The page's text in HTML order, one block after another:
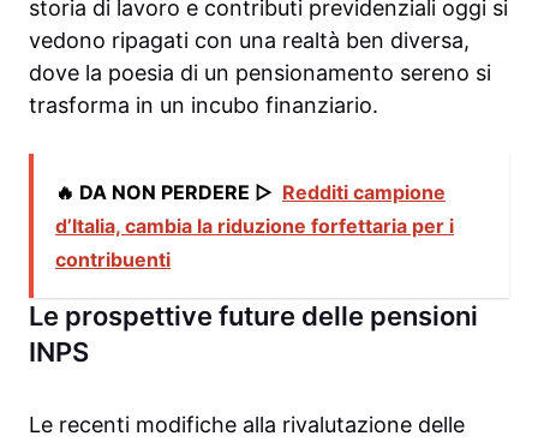
storia di lavoro e contributi previdenziali oggi si
vedono ripagati con una realtà ben diversa,
dove la poesia di un pensionamento sereno si
trasforma in un incubo finanziario.
🔥 DA NON PERDERE ▷ Redditi campione
d’Italia, cambia la riduzione forfettaria per i
contribuenti
Le prospettive future delle pensioni
INPS
Le recenti modifiche alla rivalutazione delle